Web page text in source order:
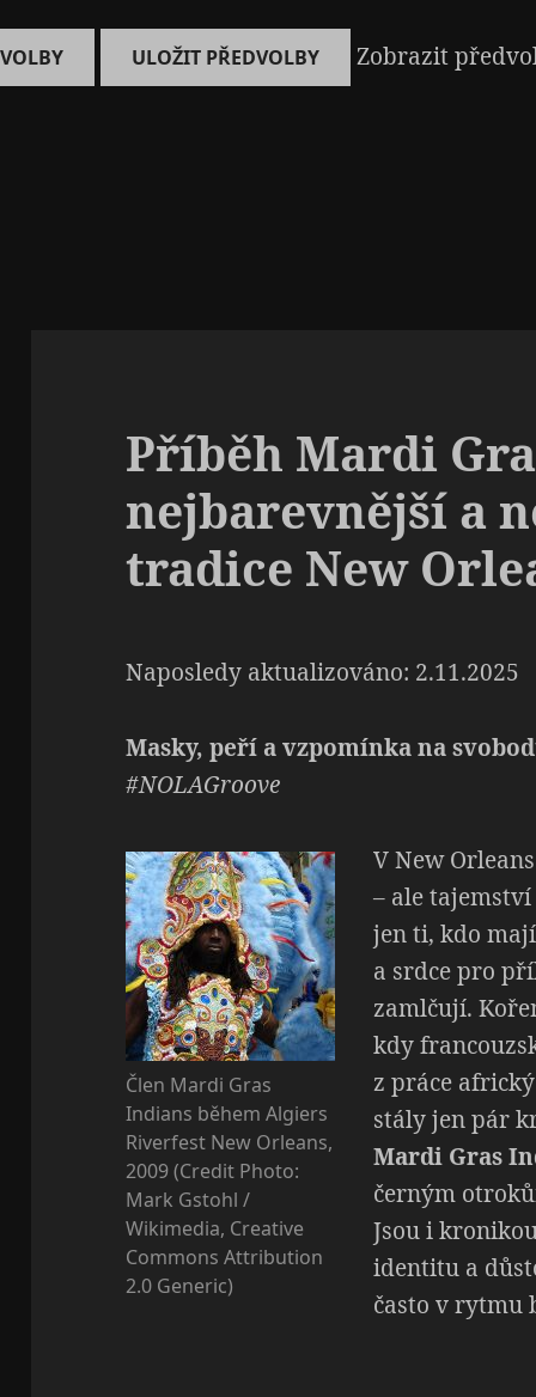
ULOŽIT PŘEDVOLBY
Zobrazit
Příběh Mardi
nejbarevnější a
tradice New
Naposledy aktualizováno: 2.11.2025
Masky, peří a vzpomínka na
#NOLAGroove
Člen Mardi Gras
Indians během Algiers
Riverfest New Orleans,
2009 (Credit Photo:
Mark Gstohl /
Wikimedia, Creative
Commons Attribution
2.0 Generic)
V New
– ale
jen ti, kdo
a srdce pro
zamlčují.
kdy
z práce
stály jen pár
Mardi Gras
černým
Jsou i
identitu a
často v rytmu